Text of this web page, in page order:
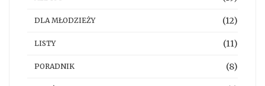
DLA MŁODZIEŻY (12)
LISTY (11)
PORADNIK (8)